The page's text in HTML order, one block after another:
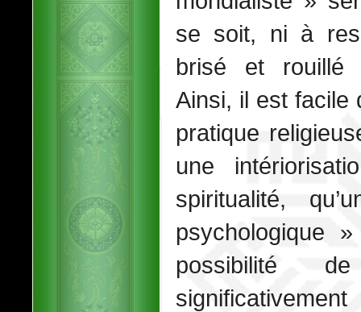
se soit, ni à
brisé et rouillé
Ainsi, il est facile
pratique
une
spiritualité,
psychologique
possibilité